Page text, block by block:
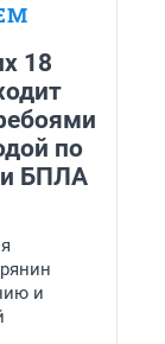
18
по
БПЛА
и